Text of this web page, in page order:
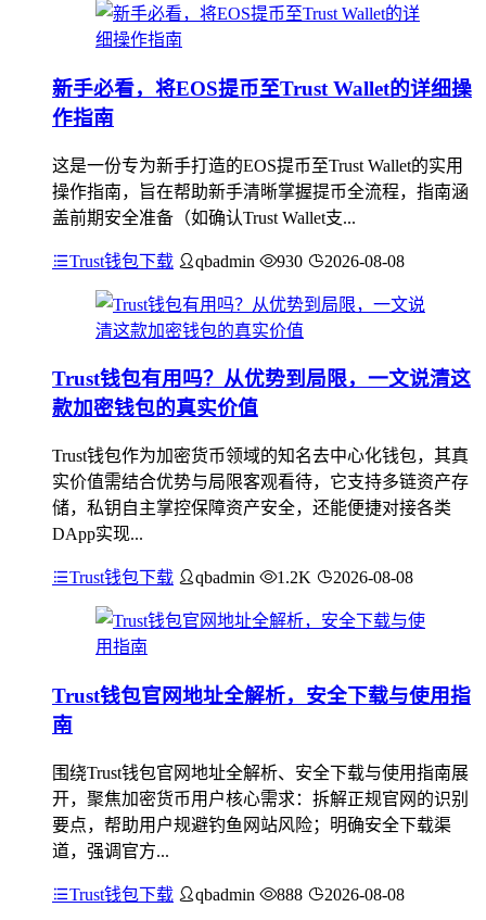
新手必看，将EOS提币至Trust Wallet的详细操
作指南
这是一份专为新手打造的EOS提币至Trust Wallet的实用
操作指南，旨在帮助新手清晰掌握提币全流程，指南涵
盖前期安全准备（如确认Trust Wallet支...
Trust钱包下载 qbadmin 930 2026-08-08
Trust钱包有用吗？从优势到局限，一文说清这
款加密钱包的真实价值
Trust钱包作为加密货币领域的知名去中心化钱包，其真
实价值需结合优势与局限客观看待，它支持多链资产存
储，私钥自主掌控保障资产安全，还能便捷对接各类
DApp实现...
Trust钱包下载 qbadmin 1.2K 2026-08-08
Trust钱包官网地址全解析，安全下载与使用指
南
围绕Trust钱包官网地址全解析、安全下载与使用指南展
开，聚焦加密货币用户核心需求：拆解正规官网的识别
要点，帮助用户规避钓鱼网站风险；明确安全下载渠
道，强调官方...
Trust钱包下载 qbadmin 888 2026-08-08